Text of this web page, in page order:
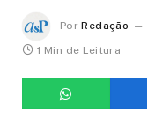
Por Redação
1 Min de Leitura